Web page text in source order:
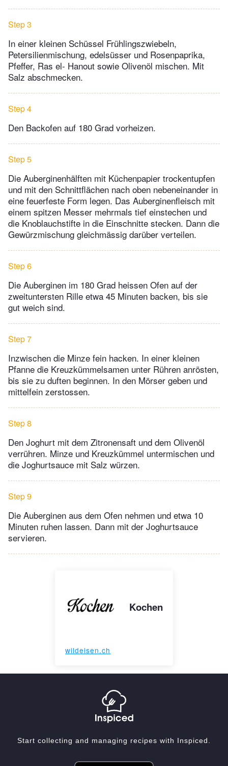
Step 3
In einer kleinen Schüssel Frühlingszwiebeln,
Petersilienmischung, edelsüsser und Rosenpaprika,
Pfeffer, Ras el- Hanout sowie Olivenöl mischen. Mit
Salz abschmecken.
Step 4
Den Backofen auf 180 Grad vorheizen.
Step 5
Die Auberginenhälften mit Küchenpapier trockentupfen
und mit den Schnittflächen nach oben nebeneinander in
eine feuerfeste Form legen. Das Auberginenfleisch mit
einem spitzen Messer mehrmals tief einstechen und
die Knoblauchstifte in die Einschnitte stecken. Dann die
Gewürzmischung gleichmässig darüber verteilen.
Step 6
Die Auberginen im 180 Grad heissen Ofen auf der
zweituntersten Rille etwa 45 Minuten backen, bis sie
gut weich sind.
Step 7
Inzwischen die Minze fein hacken. In einer kleinen
Pfanne die Kreuzkümmelsamen unter Rühren anrösten,
bis sie zu duften beginnen. In den Mörser geben und
mittelfein zerstossen.
Step 8
Den Joghurt mit dem Zitronensaft und dem Olivenöl
verrühren. Minze und Kreuzkümmel untermischen und
die Joghurtsauce mit Salz würzen.
Step 9
Die Auberginen aus dem Ofen nehmen und etwa 10
Minuten ruhen lassen. Dann mit der Joghurtsauce
servieren.
Kochen
wildeisen.ch
Start collecting and managing recipes with Inspiced.